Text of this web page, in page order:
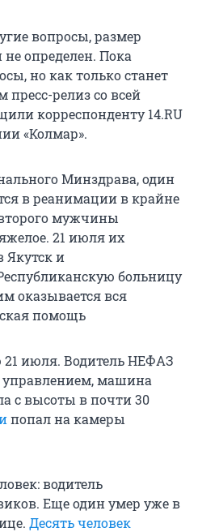
вопросы, размер
определен. Пока
но как только станет
релиз со всей
корреспонденту 14.RU
«Колмар».
Минздрава, один
в реанимации в крайне
мужчины
21 июля их
Якутск и
больницу
оказывается вся
помощь
июля. Водитель НЕФАЗ
управлением, машина
с высоты в почти 30
попал на камеры
водитель
Еще один умер уже в
Десять человек